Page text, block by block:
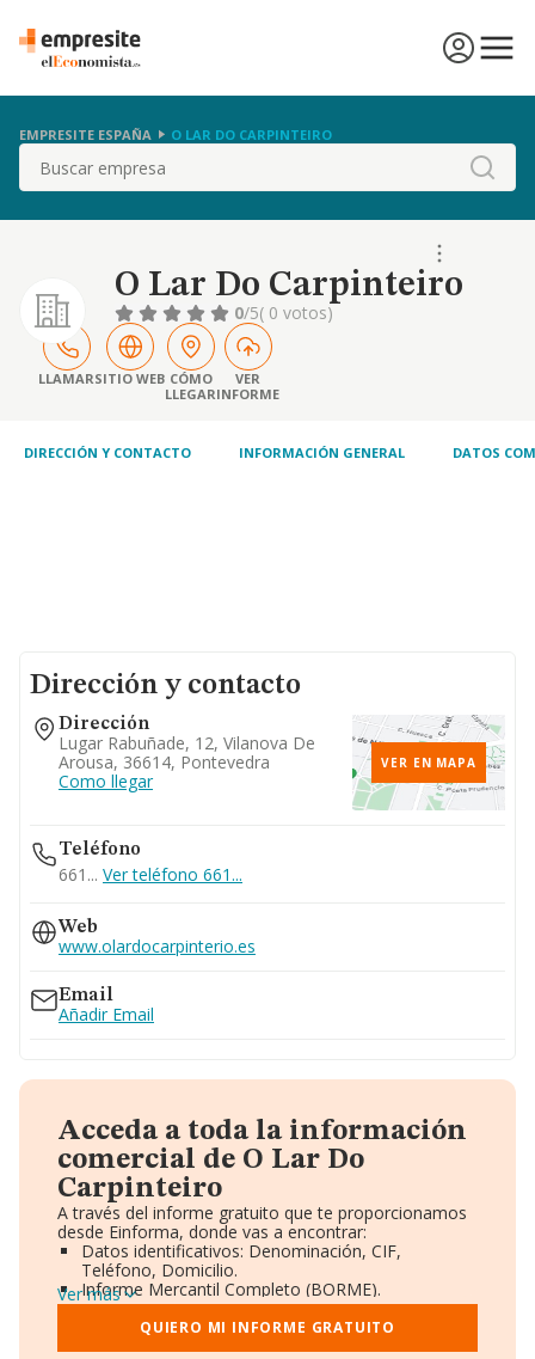
EMPRESITE ESPAÑA O LAR DO CARPINTEIRO
Buscar
O Lar Do Carpinteiro
0/5( 0 votos)
LLAMARSITIO WEB CÓMO
LLEGAR
VER
INFORME
DIRECCIÓN Y CONTACTO INFORMACIÓN GENERAL DATOS
Dirección y contacto
Dirección
Lugar Rabuñade, 12, Vilanova De
Arousa, 36614, Pontevedra
Como llegar
VER EN MAPA
Teléfono
661... Ver teléfono 661...
Web
www.olardocarpinterio.es
Email
Añadir Email
Acceda a toda la información
comercial de O Lar Do
Carpinteiro
A través del informe gratuito que te proporcionamos
desde Einforma, donde vas a encontrar:
Datos identificativos: Denominación, CIF,
Teléfono, Domicilio.
Informe Mercantil Completo (BORME).
Gráficos de Evolución Ventas y Empleados.
Consejo de Administración y Administradores.
Directivos y Ejecutivos.
Ver más
QUIERO MI INFORME GRATUITO